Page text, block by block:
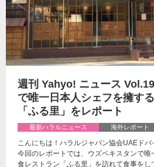
週刊 Yahyo! ニュース
で唯一日本人シェフを擁す
「ふる里」をレポート
最新ハラルニュース 海外レポート
こんにちは！ハラルジャパン協会UAEドバ
今回のレポートでは、ウズベキスタンで
食レストラン「ふる里」を訪れて食事を